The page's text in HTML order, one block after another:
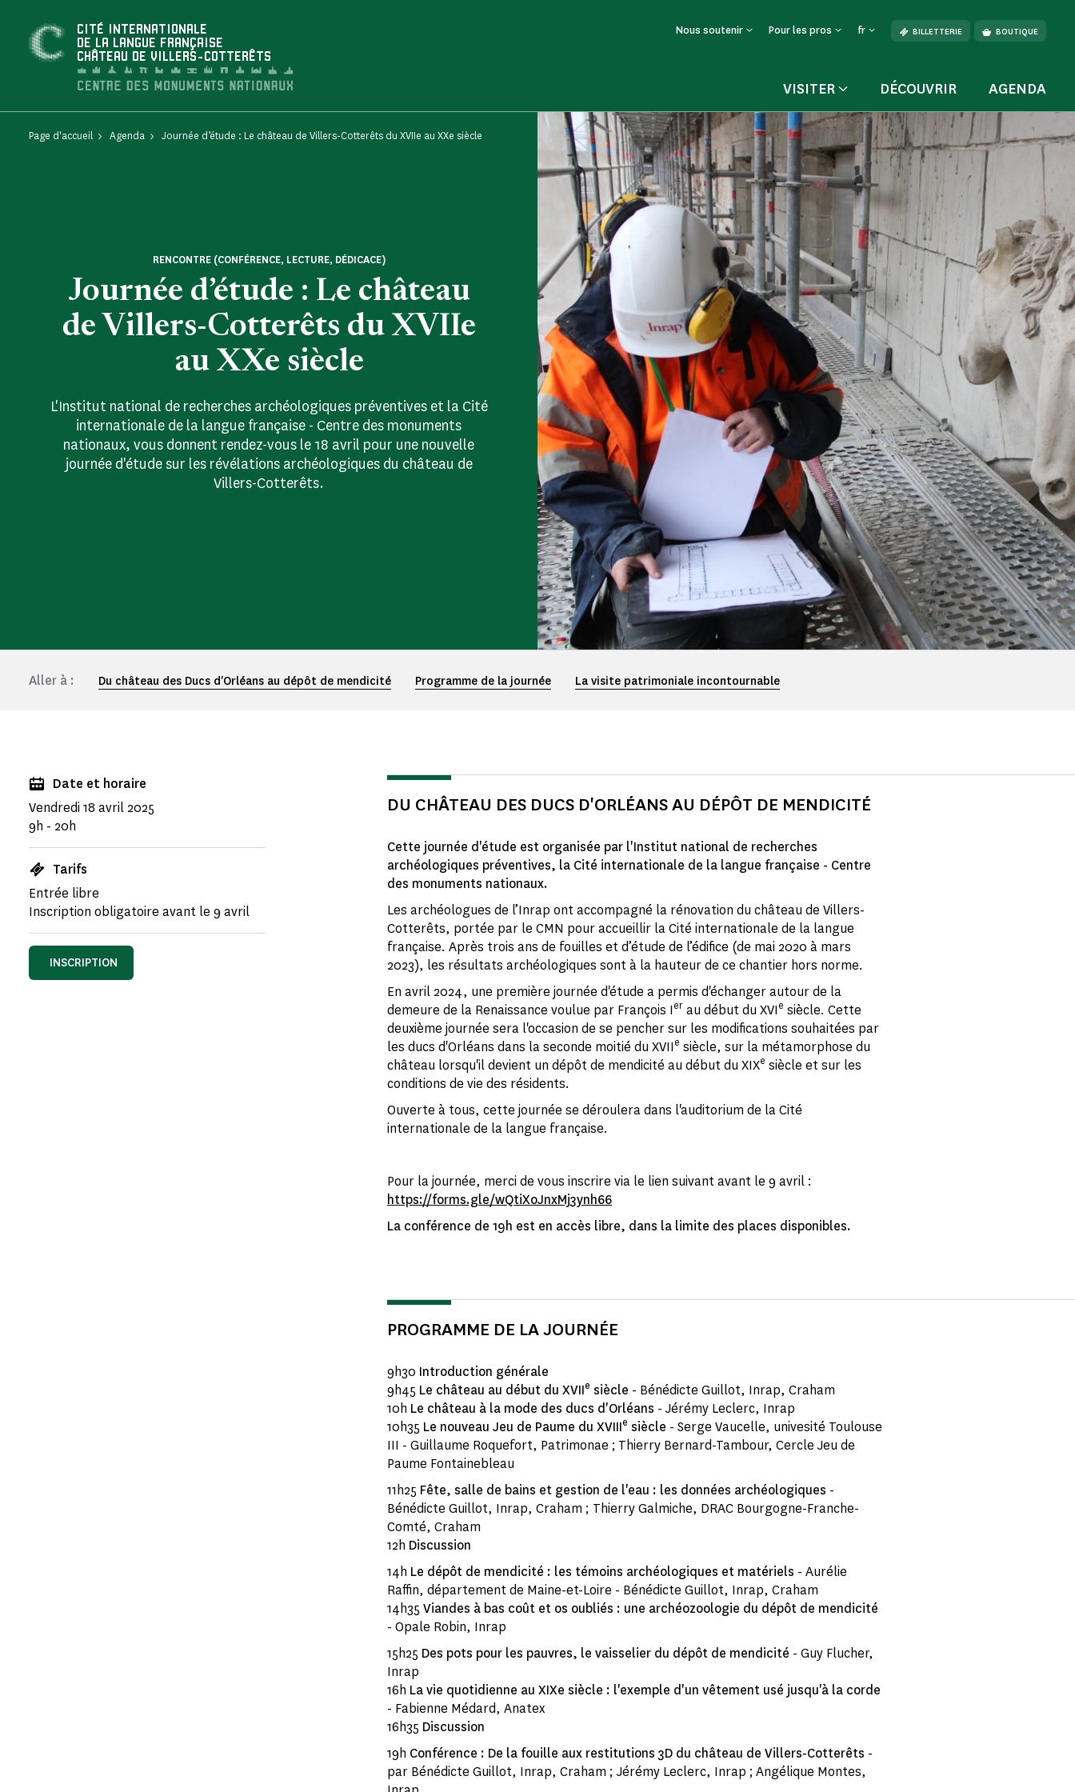
CITÉ INTERNATIONALE
DE LA LANGUE FRANÇAISE
CHÂTEAU DE VILLERS-COTTERÊTS
Nous soutenir Pour les pros fr BILLETTERIE BOUTIQUE
VISITER DÉCOUVRIR AGENDA
Page d'accueil Agenda Journée d’étude : Le château de Villers-Cotterêts du XVIIe au XXe siècle
Journée d’étude : Le château
de Villers-Cotterêts du XVIIe
au XXe siècle
RENCONTRE (CONFÉRENCE, LECTURE, DÉDICACE)
L'Institut national de recherches archéologiques préventives et la Cité
internationale de la langue française - Centre des monuments
nationaux, vous donnent rendez-vous le 18 avril pour une nouvelle
journée d'étude sur les révélations archéologiques du château de
Villers-Cotterêts.
Aller à : Du château des Ducs d'Orléans au dépôt de mendicité Programme de la journée La visite patrimoniale incontournable
Date et horaire
Vendredi 18 avril 2025
9h - 20h
Tarifs
Entrée libre
Inscription obligatoire avant le 9 avril
INSCRIPTION
DU CHÂTEAU DES DUCS D'ORLÉANS AU DÉPÔT DE MENDICITÉ
Cette journée d'étude est organisée par l'Institut national de recherches
archéologiques préventives, la Cité internationale de la langue française - Centre
des monuments nationaux.
Les archéologues de l’Inrap ont accompagné la rénovation du château de Villers-
Cotterêts, portée par le CMN pour accueillir la Cité internationale de la langue
française. Après trois ans de fouilles et d’étude de l’édifice (de mai 2020 à mars
2023), les résultats archéologiques sont à la hauteur de ce chantier hors norme.
En avril 2024, une première journée d'étude a permis d'échanger autour de la
demeure de la Renaissance voulue par François Ier au début du XVIe siècle. Cette
deuxième journée sera l'occasion de se pencher sur les modifications souhaitées par
les ducs d'Orléans dans la seconde moitié du XVIIe siècle, sur la métamorphose du
château lorsqu'il devient un dépôt de mendicité au début du XIXe siècle et sur les
conditions de vie des résidents.
Ouverte à tous, cette journée se déroulera dans l'auditorium de la Cité
internationale de la langue française.
Pour la journée, merci de vous inscrire via le lien suivant avant le 9 avril :
https://forms.gle/wQtiXoJnxMj3ynh66
La conférence de 19h est en accès libre, dans la limite des places disponibles.
PROGRAMME DE LA JOURNÉE
9h30 Introduction générale
9h45 Le château au début du XVIIe siècle - Bénédicte Guillot, Inrap, Craham
10h Le château à la mode des ducs d'Orléans - Jérémy Leclerc, Inrap
10h35 Le nouveau Jeu de Paume du XVIIIe siècle - Serge Vaucelle, univesité Toulouse
III - Guillaume Roquefort, Patrimonae ; Thierry Bernard-Tambour, Cercle Jeu de
Paume Fontainebleau
11h25 Fête, salle de bains et gestion de l'eau : les données archéologiques -
Bénédicte Guillot, Inrap, Craham ; Thierry Galmiche, DRAC Bourgogne-Franche-
Comté, Craham
12h Discussion
14h Le dépôt de mendicité : les témoins archéologiques et matériels - Aurélie
Raffin, département de Maine-et-Loire - Bénédicte Guillot, Inrap, Craham
14h35 Viandes à bas coût et os oubliés : une archéozoologie du dépôt de mendicité
- Opale Robin, Inrap
15h25 Des pots pour les pauvres, le vaisselier du dépôt de mendicité - Guy Flucher,
Inrap
16h La vie quotidienne au XIXe siècle : l'exemple d'un vêtement usé jusqu'à la corde
- Fabienne Médard, Anatex
16h35 Discussion
19h Conférence : De la fouille aux restitutions 3D du château de Villers-Cotterêts -
par Bénédicte Guillot, Inrap, Craham ; Jérémy Leclerc, Inrap ; Angélique Montes,